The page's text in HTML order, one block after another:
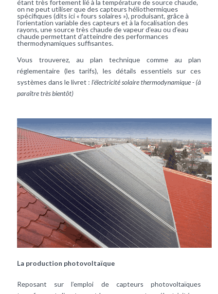
étant très fortement lié à la température de source chaude,
on ne peut utiliser que des capteurs héliothermiques
spécifiques (dits ici « fours solaires »), produisant, grâce à
l’orientation variable des capteurs et à la focalisation des
rayons, une source très chaude de vapeur d’eau ou d’eau
chaude permettant d’atteindre des performances
thermodynamiques suffisantes.
Vous trouverez, au plan technique comme au plan
réglementaire (les tarifs), les détails essentiels sur ces
systèmes dans le livret : l’électricité solaire thermodynamique - (à
paraître très bientôt)
La production photovoltaïque
Reposant sur l’emploi de capteurs photovoltaïques